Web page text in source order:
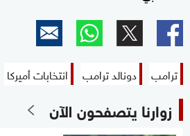
ترامب دونالد ترامب انتخابات أميركا
زوارنا يتصفحون الآن